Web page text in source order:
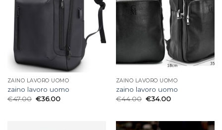
ZAINO LAVORO UOMO
zaino lavoro uomo
€47.00 €36.00
ZAINO LAVORO UOMO
zaino lavoro uomo
€44.00 €34.00